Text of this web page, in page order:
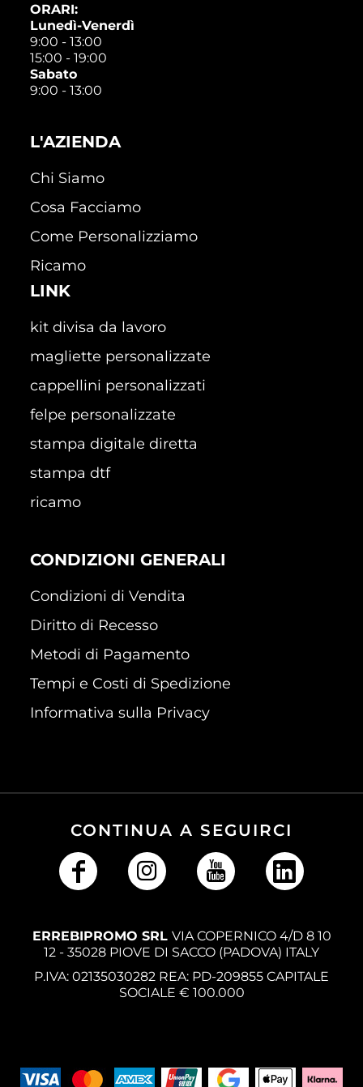
ORARI:
Lunedì-Venerdì
9:00 - 13:00
15:00 - 19:00
Sabato
9:00 - 13:00
L'AZIENDA
Chi Siamo
Cosa Facciamo
Come Personalizziamo
Ricamo
LINK
kit divisa da lavoro
magliette personalizzate
cappellini personalizzati
felpe personalizzate
stampa digitale diretta
stampa dtf
ricamo
CONDIZIONI GENERALI
Condizioni di Vendita
Diritto di Recesso
Metodi di Pagamento
Tempi e Costi di Spedizione
Informativa sulla Privacy
CONTINUA A SEGUIRCI
ERREBIPROMO SRL VIA COPERNICO 4/D 8 10
12 - 35028 PIOVE DI SACCO (PADOVA) ITALY
P.IVA: 02135030282 REA: PD-209855 CAPITALE
SOCIALE € 100.000